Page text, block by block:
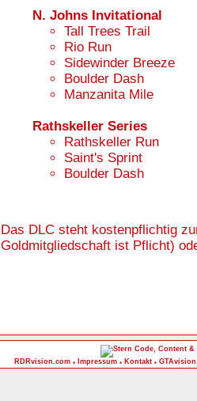
N. Johns Invitational
Tall Trees Trail
Rio Run
Sidewinder Breeze
Boulder Dash
Manzanita Mile
Rathskeller Series
Rathskeller Run
Saint's Sprint
Boulder Dash
Das DLC steht kostenpflichtig
Goldmitgliedschaft ist Pflicht)
Code, Content &
RDRvision.com * Impressum * Kontakt *